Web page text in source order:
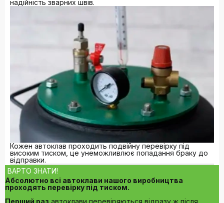
надійність зварних швів.
Кожен автоклав проходить подвійну перевірку під
високим тиском, це унеможливлює попадання браку до
відправки.
ВАРТО ЗНАТИ!
Абсолютно всі автоклави нашого виробництва
проходять перевірку під тиском.